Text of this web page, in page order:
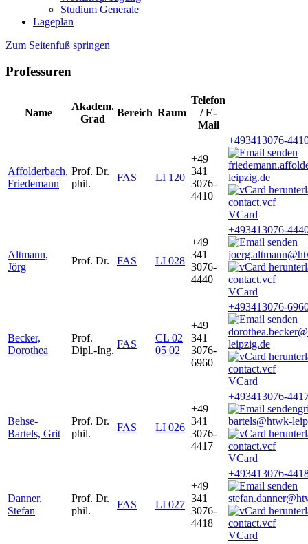
Studium Generale
Lageplan
Zum Seitenfuß springen
Professuren
Name
Akadem.
Grad
Bereich Raum
Telefon
/ E-
Mail
Affolderbach,
Friedemann
Prof. Dr.
phil.
FAS LI 120
+49
341
3076-
4410
+493413076-
leipzig.de
VCard
Altmann,
Jörg
Prof. Dr. FAS LI 028
+49
341
3076-
4440
+493413076-
VCard
Becker,
Dorothea
Prof.
Dipl.-Ing.
FAS
CL 02
05 02
+49
341
3076-
6960
+493413076-
leipzig.de
VCard
Behse-
Bartels, Grit
Prof. Dr.
phil.
FAS LI 026
+49
341
3076-
4417
+493413076-
bartels@htwk-
VCard
Danner,
Stefan
Prof. Dr.
phil.
FAS LI 027
+49
341
3076-
4418
+493413076-
VCard